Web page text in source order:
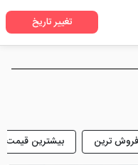
ترین بیشترین قیمت
تغییر تاریخ